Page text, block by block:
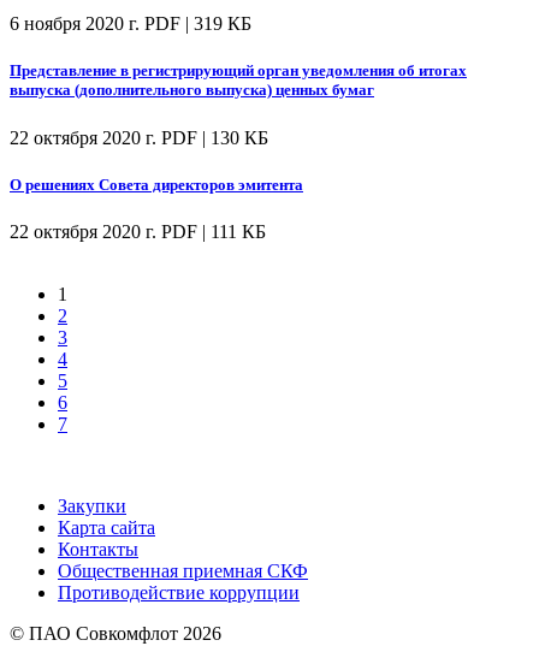
6 ноября 2020 г. PDF | 319 КБ
Представление в регистрирующий орган уведомления об итогах
выпуска (дополнительного выпуска) ценных бумаг
22 октября 2020 г. PDF | 130 КБ
О решениях Совета директоров эмитента
22 октября 2020 г. PDF | 111 КБ
1
2
3
4
5
6
7
Закупки
Карта сайта
Контакты
Общественная приемная СКФ
Противодействие коррупции
© ПАО Совкомфлот 2026